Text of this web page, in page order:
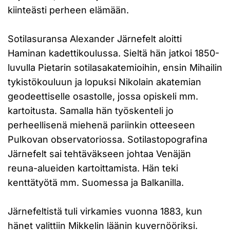
kiinteästi perheen elämään.
Sotilasuransa Alexander Järnefelt aloitti
Haminan kadettikoulussa. Sieltä hän jatkoi 1850-
luvulla Pietarin sotilasakatemioihin, ensin Mihailin
tykistökouluun ja lopuksi Nikolain akatemian
geodeettiselle osastolle, jossa opiskeli mm.
kartoitusta. Samalla hän työskenteli jo
perheellisenä miehenä pariinkin otteeseen
Pulkovan observatoriossa. Sotilastopografina
Järnefelt sai tehtäväkseen johtaa Venäjän
reuna-alueiden kartoittamista. Hän teki
kenttätyötä mm. Suomessa ja Balkanilla.
Järnefeltistä tuli virkamies vuonna 1883, kun
hänet valittiin Mikkelin läänin kuvernööriksi.